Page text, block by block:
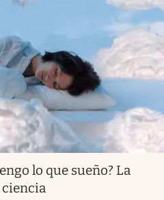
lo que sueño? La
ciencia